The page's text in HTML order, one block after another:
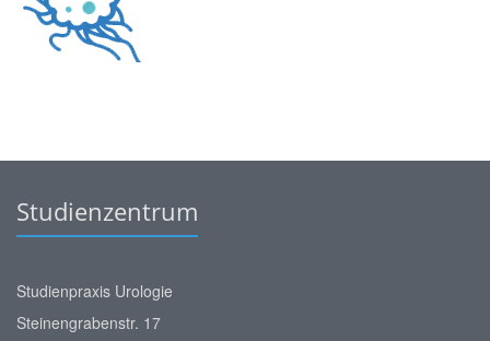
Studienzentrum
Studienpraxis Urologie
Steinengrabenstr. 17